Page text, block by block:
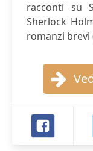
racconti su
Sherlock
romanzi brevi